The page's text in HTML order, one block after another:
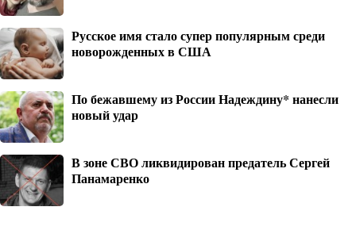
Русское имя стало супер популярным среди
новорожденных в США
По бежавшему из России Надеждину* нанесли
новый удар
В зоне СВО ликвидирован предатель Сергей
Панамаренко